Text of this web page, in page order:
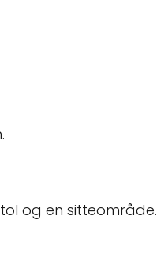
og en sitteområde.